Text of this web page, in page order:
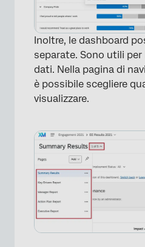
Inoltre, le dashboard
separate. Sono utili per
dati. Nella pagina di
è possibile scegliere
visualizzare.